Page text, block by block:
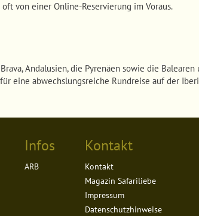
von einer Online-Reservierung im Voraus.
Andalusien, die Pyrenäen sowie die Balearen
eine abwechslungsreiche Rundreise auf der
Infos
ARB
Kontakt
Kontakt
Magazin Safariliebe
Impressum
Datenschutzhinweise